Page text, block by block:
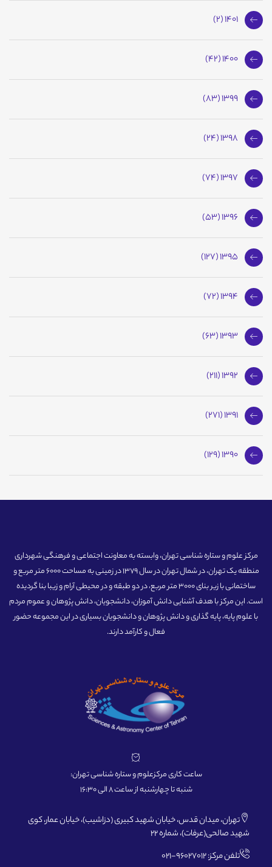
1401 (2)
1400 (42)
1399 (83)
1398 (24)
1397 (74)
1396 (53)
1395 (127)
1394 (72)
1393 (63)
1392 (211)
1391 (271)
1390 (129)
مرکز علوم و ستاره شناسی تهران، وابسته به معاونت اجتماعی و فرهنگی شهرداری
منطقه یک تهران، در شمال تهران در سال 1379 در زمینی به مساحت 6000 متر مربع و
ساختمانی با زیر بنای 3000 متر مربع، در دو طبقه و در محیطی آرام و زیبا بنا گردیده
است. این مرکز با هدف آشنایی دانش آموزان، دانشجویان، دانش پژوهان و عموم مردم
با علوم پایه، پایه گذاری و دانش پژوهان و دانشجویان بسیاری در این مجموعه حضور
فعال و کارآمد دارند.
ساعت کاری مرکزعلوم و ستاره شناسی تهران:
شنبه تا چهارشنبه از ساعت 8 الی 16:30
تهران، میدان قدس، خیابان شهید کبیری (دزاشیب)، خیابان عمار، کوی
شهید صالحی(عرفات)، شماره 22
تلفن مرکز: 96027012-021